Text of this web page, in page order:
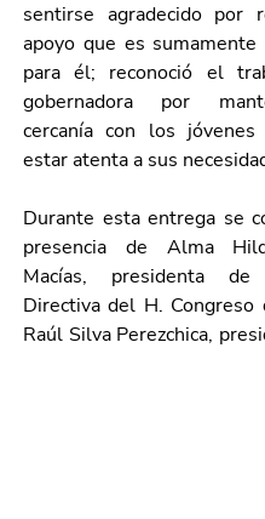
sentirse agradecido por
apoyo que es sumamente
para él; reconoció el
gobernadora por
cercanía con los
estar atenta a sus
Durante esta entrega se
presencia de Alma
Macías, presidenta
Directiva del H. Congreso
Raúl Silva Perezchica,